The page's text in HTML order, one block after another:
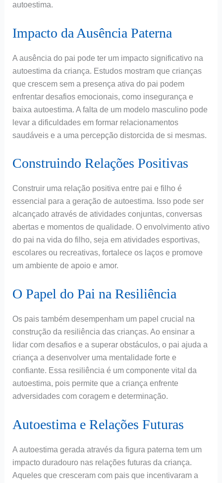
autoestima.
Impacto da Ausência Paterna
A ausência do pai pode ter um impacto significativo na
autoestima da criança. Estudos mostram que crianças
que crescem sem a presença ativa do pai podem
enfrentar desafios emocionais, como insegurança e
baixa autoestima. A falta de um modelo masculino pode
levar a dificuldades em formar relacionamentos
saudáveis e a uma percepção distorcida de si mesmas.
Construindo Relações Positivas
Construir uma relação positiva entre pai e filho é
essencial para a geração de autoestima. Isso pode ser
alcançado através de atividades conjuntas, conversas
abertas e momentos de qualidade. O envolvimento ativo
do pai na vida do filho, seja em atividades esportivas,
escolares ou recreativas, fortalece os laços e promove
um ambiente de apoio e amor.
O Papel do Pai na Resiliência
Os pais também desempenham um papel crucial na
construção da resiliência das crianças. Ao ensinar a
lidar com desafios e a superar obstáculos, o pai ajuda a
criança a desenvolver uma mentalidade forte e
confiante. Essa resiliência é um componente vital da
autoestima, pois permite que a criança enfrente
adversidades com coragem e determinação.
Autoestima e Relações Futuras
A autoestima gerada através da figura paterna tem um
impacto duradouro nas relações futuras da criança.
Aqueles que cresceram com pais que incentivaram a